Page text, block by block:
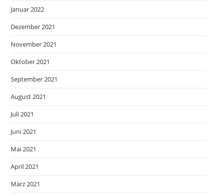
Januar 2022
Dezember 2021
November 2021
Oktober 2021
September 2021
August 2021
Juli 2021
Juni 2021
Mai 2021
April 2021
März 2021